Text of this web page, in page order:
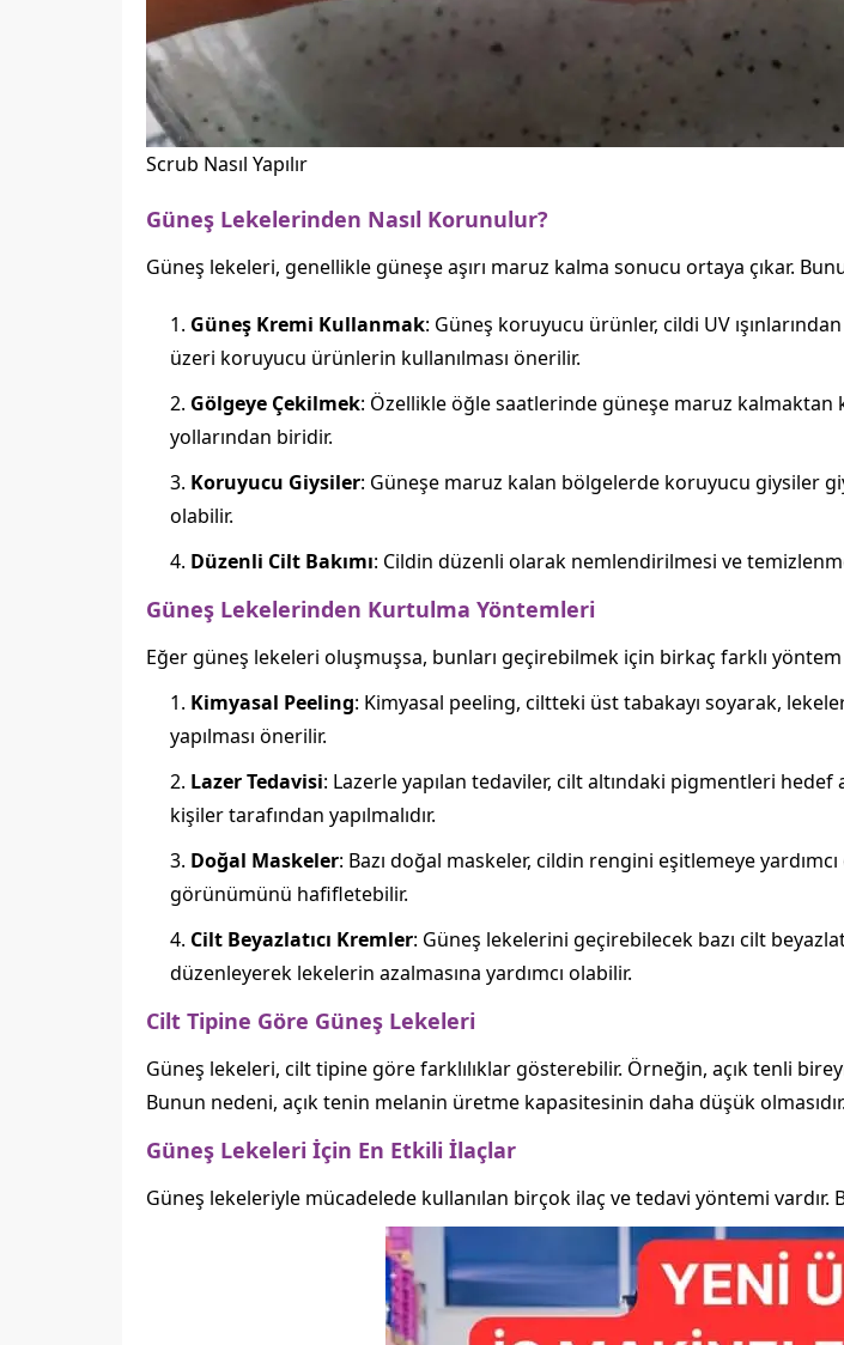
Scrub Nasıl Yapılır
Güneş Lekelerinden Nasıl Korunulur?
Güneş lekeleri, genellikle güneşe aşırı maruz kalma sonucu ortaya çıkar.
Güneş Kremi Kullanmak: Güneş koruyucu ürünler, cildi UV
üzeri koruyucu ürünlerin kullanılması önerilir.
Gölgeye Çekilmek: Özellikle öğle saatlerinde güneşe maruz kalmaktan
yollarından biridir.
Koruyucu Giysiler: Güneşe maruz kalan bölgelerde koruyucu giysiler
olabilir.
Düzenli Cilt Bakımı: Cildin düzenli olarak nemlendirilmesi ve
Güneş Lekelerinden Kurtulma Yöntemleri
Eğer güneş lekeleri oluşmuşsa, bunları geçirebilmek için birkaç farklı
Kimyasal Peeling: Kimyasal peeling, ciltteki üst tabakayı soyarak,
yapılması önerilir.
Lazer Tedavisi: Lazerle yapılan tedaviler, cilt altındaki pigmentleri
kişiler tarafından yapılmalıdır.
Doğal Maskeler: Bazı doğal maskeler, cildin rengini eşitlemeye
görünümünü hafifletebilir.
Cilt Beyazlatıcı Kremler: Güneş lekelerini geçirebilecek bazı cilt
düzenleyerek lekelerin azalmasına yardımcı olabilir.
Cilt Tipine Göre Güneş Lekeleri
Güneş lekeleri, cilt tipine göre farklılıklar gösterebilir. Örneğin, açık tenli
Bunun nedeni, açık tenin melanin üretme kapasitesinin daha düşük
Güneş Lekeleri İçin En Etkili İlaçlar
Güneş lekeleriyle mücadelede kullanılan birçok ilaç ve tedavi yöntemi vardır.